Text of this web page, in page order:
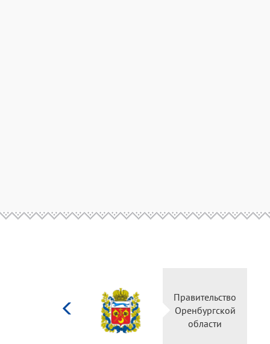
Правительство
Оренбургской
области